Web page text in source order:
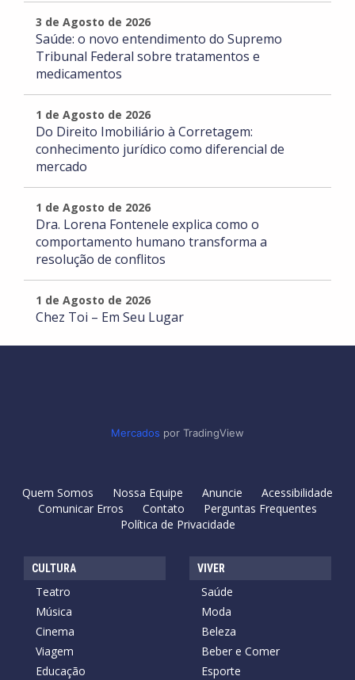
3 de Agosto de 2026
Saúde: o novo entendimento do Supremo
Tribunal Federal sobre tratamentos e
medicamentos
1 de Agosto de 2026
Do Direito Imobiliário à Corretagem:
conhecimento jurídico como diferencial de
mercado
1 de Agosto de 2026
Dra. Lorena Fontenele explica como o
comportamento humano transforma a
resolução de conflitos
1 de Agosto de 2026
Chez Toi – Em Seu Lugar
Mercados por TradingView
Quem Somos Nossa Equipe Anuncie
Acessibilidade
Comunicar Erros
Contato
Perguntas Frequentes
Política de Privacidade
CULTURA
Teatro
Música
Cinema
Viagem
Educação
VIVER
Saúde
Moda
Beleza
Beber e Comer
Esporte